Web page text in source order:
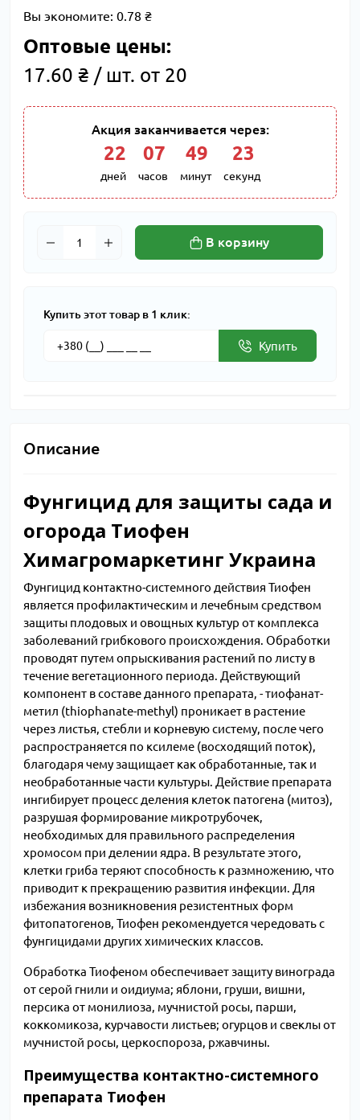
Вы экономите: 0.78 ₴
Оптовые цены:
17.60 ₴ / шт. от 20
Акция заканчивается через:
22
дней
07
часов
49
минут
22
секунд
В корзину
Купить этот товар в 1 клик:
Купить
Описание
Фунгицид для защиты сада и
огорода Тиофен
Химагромаркетинг Украина
Фунгицид контактно-системного действия Тиофен
является профилактическим и лечебным средством
защиты плодовых и овощных культур от комплекса
заболеваний грибкового происхождения. Обработки
проводят путем опрыскивания растений по листу в
течение вегетационного периода. Действующий
компонент в составе данного препарата, - тиофанат-
метил (thiophanate-methyl) проникает в растение
через листья, стебли и корневую систему, после чего
распространяется по ксилеме (восходящий поток),
благодаря чему защищает как обработанные, так и
необработанные части культуры. Действие препарата
ингибирует процесс деления клеток патогена (митоз),
разрушая формирование микротрубочек,
необходимых для правильного распределения
хромосом при делении ядра. В результате этого,
клетки гриба теряют способность к размножению, что
приводит к прекращению развития инфекции. Для
избежания возникновения резистентных форм
фитопатогенов, Тиофен рекомендуется чередовать с
фунгицидами других химических классов.
Обработка Тиофеном обеспечивает защиту винограда
от серой гнили и оидиума; яблони, груши, вишни,
персика от монилиоза, мучнистой росы, парши,
коккомикоза, курчавости листьев; огурцов и свеклы от
мучнистой росы, церкоспороза, ржавчины.
Преимущества контактно-системного
препарата Тиофен